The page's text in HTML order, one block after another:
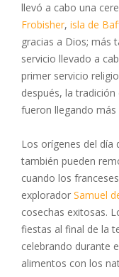
llevó a cabo una
Frobisher, isla de
gracias a Dios; más
servicio llevado a
primer servicio
después, la
fueron llegando más
Los orígenes del día
también pueden
cuando los
explorador Samuel
cosechas exitosas.
fiestas al final de la
celebrando durante
alimentos con los